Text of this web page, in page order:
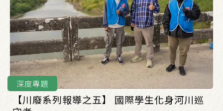
深度專題
【川廢系列報導之五】 國際學生化身河川巡